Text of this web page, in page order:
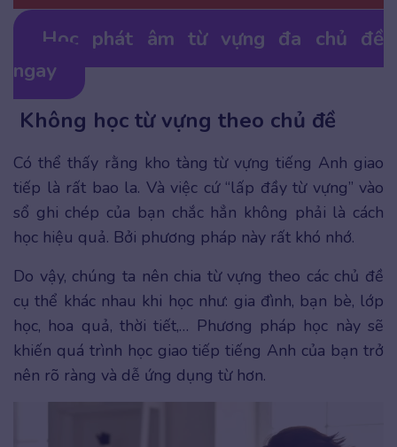
Học phát âm từ vựng đa chủ đề
ngay
Không học từ vựng theo chủ đề
Có thể thấy rằng kho tàng từ vựng tiếng Anh giao
tiếp là rất bao la. Và việc cứ “lấp đầy từ vựng” vào
sổ ghi chép của bạn chắc hẳn không phải là cách
học hiệu quả. Bởi phương pháp này rất khó nhớ.
Do vậy, chúng ta nên chia từ vựng theo các chủ đề
cụ thể khác nhau khi học như: gia đình, bạn bè, lớp
học, hoa quả, thời tiết,… Phương pháp học này sẽ
khiến quá trình học giao tiếp tiếng Anh của bạn trở
nên rõ ràng và dễ ứng dụng từ hơn.